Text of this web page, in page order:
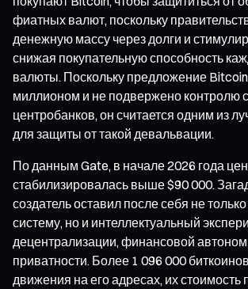
фиатных валют, поскольку
денежную массу через долги и
снижая покупательную способность
валюты. Поскольку предложение
миллионом и не подвержено контролю
центробанков, он считается одним из
для защиты от такой девальвации.
По данным Gate, в начале 2026 года
стабилизировалась выше $90 000.
создатель оставил после себя не
систему, но и интеллектуальный
децентрализации, финансовой
приватности. Более 1 096 000
движения на его адресах, их